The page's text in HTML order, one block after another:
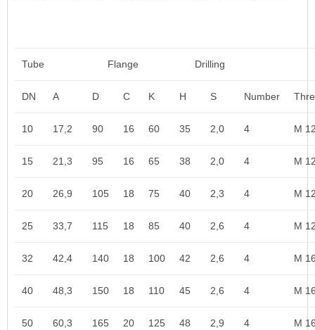
Tube Flange Drilling
DN A D C K H S Number
10 17,2 90 16 60 35 2,0 4 M
15 21,3 95 16 65 38 2,0 4 M
20 26,9 105 18 75 40 2,3 4 M
25 33,7 115 18 85 40 2,6 4 M
32 42,4 140 18 100 42 2,6 4 M
40 48,3 150 18 110 45 2,6 4 M
50 60,3 165 20 125 48 2,9 4 M